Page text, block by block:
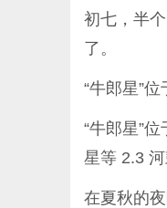
初七，半
了。
“牛郎星”
“牛郎星”
星等 2.3 河
在夏秋的